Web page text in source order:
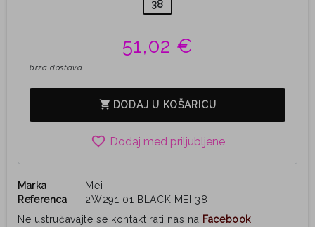
38
51,02 €
brza dostava
shopping_cart DODAJ U KOŠARICU
favorite_border
Marka
Mei
Referenca
2W291 01 BLACK MEI 38
Ne ustručavajte se kontaktirati nas na Facebook